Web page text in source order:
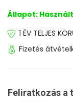
Állapot:
1 ÉV TELJES
Fizetés
Feliratkozás a